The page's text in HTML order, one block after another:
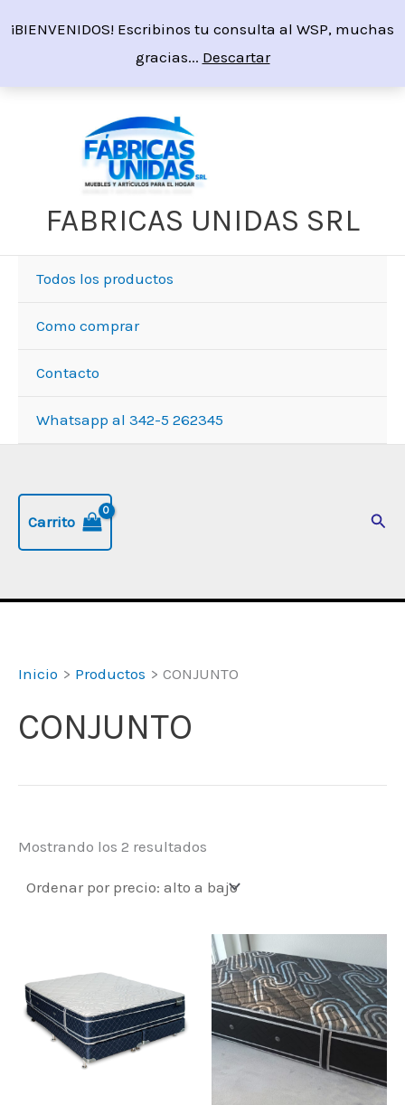
¡BIENVENIDOS! Escribinos tu consulta al WSP, muchas
gracias... Descartar
FABRICAS UNIDAS SRL
Todos los productos
Como comprar
Contacto
Whatsapp al 342-5 262345
Carrito
Inicio Productos CONJUNTO
CONJUNTO
Mostrando los 2 resultados